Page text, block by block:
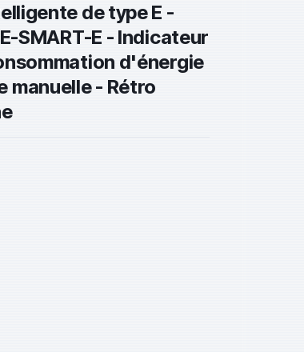
de type E -
SMART-E - Indicateur
d'énergie
manuelle - Rétro